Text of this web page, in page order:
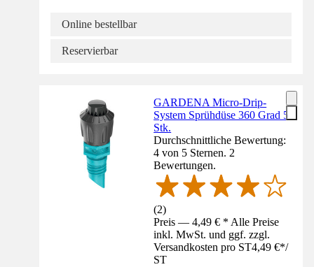
Online bestellbar
Reservierbar
GARDENA Micro-Drip-
System Sprühdüse 360 Grad 5
Stk.
Durchschnittliche Bewertung:
4 von 5 Sternen. 2
Bewertungen.
(2)
Preis — 4,49 € * Alle Preise
inkl. MwSt. und ggf. zzgl.
Versandkosten pro ST4,49 €*/
ST